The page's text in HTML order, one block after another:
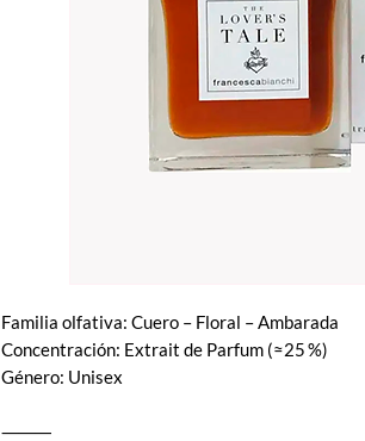
Familia olfativa: Cuero – Floral – Ambarada
Concentración: Extrait de Parfum (≈25 %)
Género: Unisex
⸻